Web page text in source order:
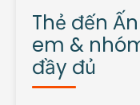
Thẻ đến
em &
đầy đủ